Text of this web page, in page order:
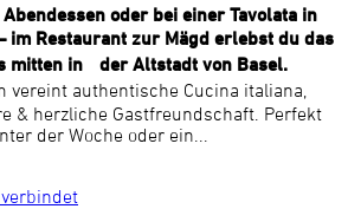
oder bei einer Tavolata in
Restaurant zur Mägd erlebst du das
mitten in der Altstadt von Basel.
vereint authentische Cucina italiana,
& herzliche Gastfreundschaft. Perfekt
der Woche oder ein...